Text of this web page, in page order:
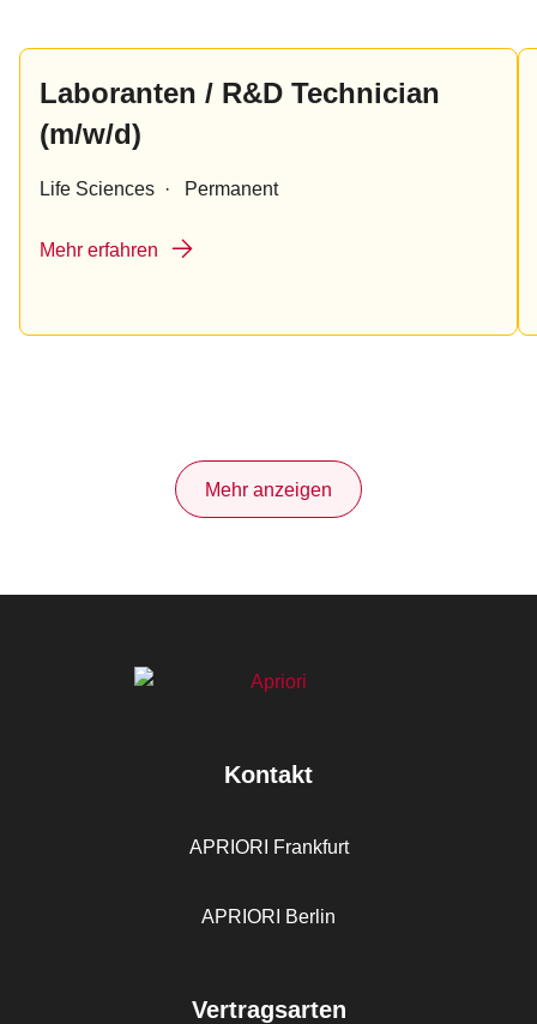
Laboranten / R&D Technician
(m/w/d)
Life Sciences · Permanent
Mehr erfahren
Mehr anzeigen
Kontakt
APRIORI Frankfurt
APRIORI Berlin
Vertragsarten